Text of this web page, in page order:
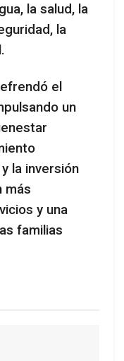
la salud, la
la
el
un
la inversión
más
y una
familias